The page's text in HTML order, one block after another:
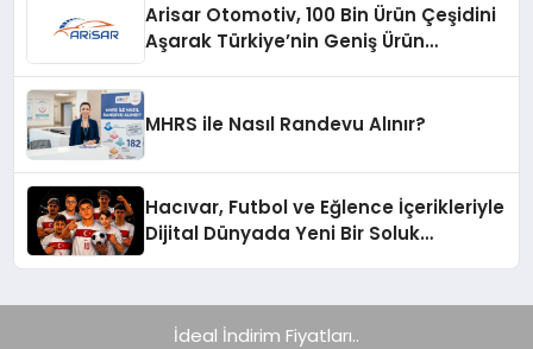
Arisar Otomotiv, 100 Bin Ürün Çeşidini
Aşarak Türkiye’nin Geniş Ürün
MHRS ile Nasıl Randevu Alınır?
Hacıvar, Futbol ve Eğlence İçerikleriyle
Dijital Dünyada Yeni Bir Soluk
İdeal İndirim Fiyatları..